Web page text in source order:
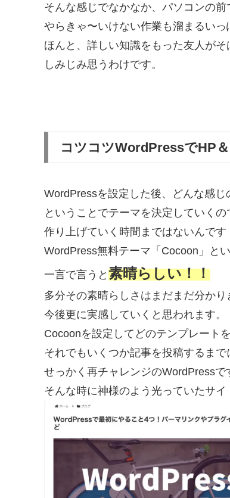
そんな感じでなかなか、パソコンの
やらきゃ〜いけない作業も溜まるいっ
ほんと、詳しい知識をもった友人が
しみじみ思うわけです。
コツコツWordPressでHP
WordPressを設定した後、どんな感
ということでテーマを決定していく
作り上げていく時間まではないんで
WordPress無料テーマ「Cocoon」と
一言で言うと 素晴らしい！！
多分その素晴らしさはまだまだ分かり
今後更に実感していくと思われます。
Cocoonを設定してどのテンプレート
それでもいくつか記事を投稿するま
せっかく再チャレンジのWordPressで
そんな時に神様のよう光っていたサイ